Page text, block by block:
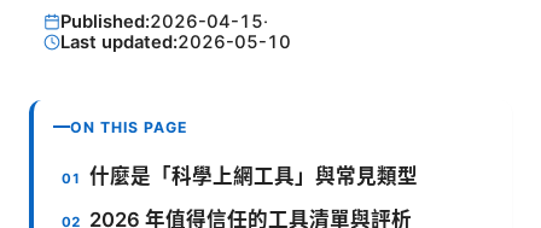
Published:2026-04-15·
Last updated:2026-05-10
ON THIS PAGE
什麼是「科學上網工具」與常見類型
2026 年值得信任的工具清單與評析